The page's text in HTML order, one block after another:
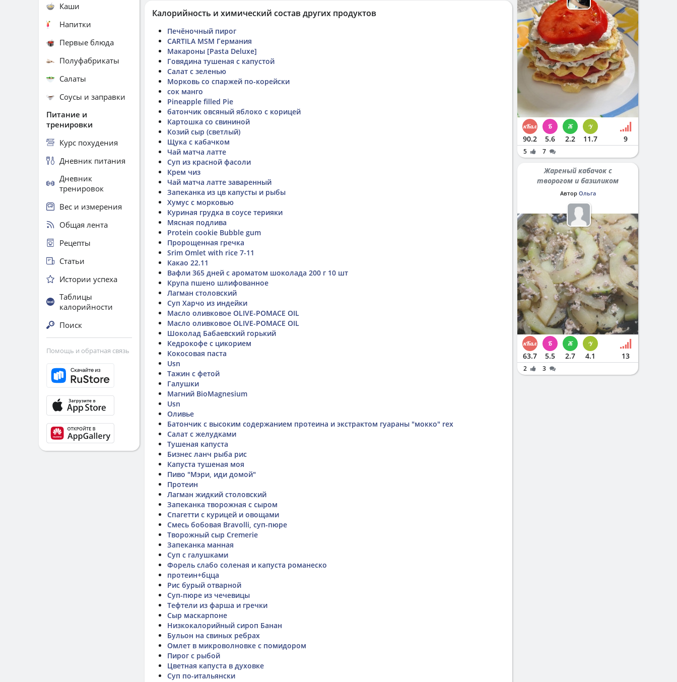
Калорийность и химический состав других продуктов
Печёночный пирог
CARTILA MSM Германия
Макароны [Pasta Deluxe]
Говядина тушеная с капустой
Салат с зеленью
Морковь со спаржей по-корейски
сок манго
Pineapple filled Pie
батончик овсяный яблоко с корицей
Картошка со свининой
Козий сыр (светлый)
Щука с кабачком
Чай матча латте
Суп из красной фасоли
Крем чиз
Чай матча латте заваренный
Запеканка из цв капусты и рыбы
Хумус с морковью
Куриная грудка в соусе терияки
Мясная подлива
Protein cookie Bubble gum
Пророщенная гречка
Srim Omlet with rice 7-11
Какао 22.11
Вафли 365 дней с ароматом шоколада 200 г 10 шт
Крупа пшено шлифованное
Лагман столовский
Суп Харчо из индейки
Масло оливковое OLIVE-POMACE OIL
Масло оливковое OLIVE-POMACE OIL
Шоколад Бабаевский горький
Кедрокофе с цикорием
Кокосовая паста
Usn
Тажин с фетой
Галушки
Магний BioMagnesium
Usn
Оливье
Батончик с высоким содержанием протеина и экстрактом гуараны "мокко" rex
Салат с желудками
Тушеная капуста
Бизнес ланч рыба рис
Капуста тушеная моя
Пиво "Мэри, иди домой"
Протеин
Лагман жидкий столовский
Запеканка творожная с сыром
Спагетти с курицей и овощами
Смесь бобовая Bravolli, суп-пюре
Творожный сыр Cremerie
Запеканка манная
Суп с галушками
Форель слабо соленая и капуста романеско
протеин+бцца
Рис бурый отварной
Суп-пюре из чечевицы
Тефтели из фарша и гречки
Сыр маскарпоне
Низкокалорийный сироп Банан
Бульон на свиных ребрах
Омлет в микроволновке с помидором
Пирог с рыбой
Цветная капуста в духовке
Суп по-итальянски
Каши
Напитки
Первые блюда
Полуфабрикаты
Салаты
Соусы и заправки
Питание и
тренировки
Курс похудения
Дневник питания
Дневник
тренировок
Вес и измерения
Общая лента
Рецепты
Статьи
Истории успеха
Таблицы
калорийности
Поиск
Помощь и обратная связь
90.2 5.6 2.2 11.7 9
5 7
Жареный кабачок с
творогом и базиликом
Автор Ольга
63.7 5.5 2.7 4.1 13
2 3